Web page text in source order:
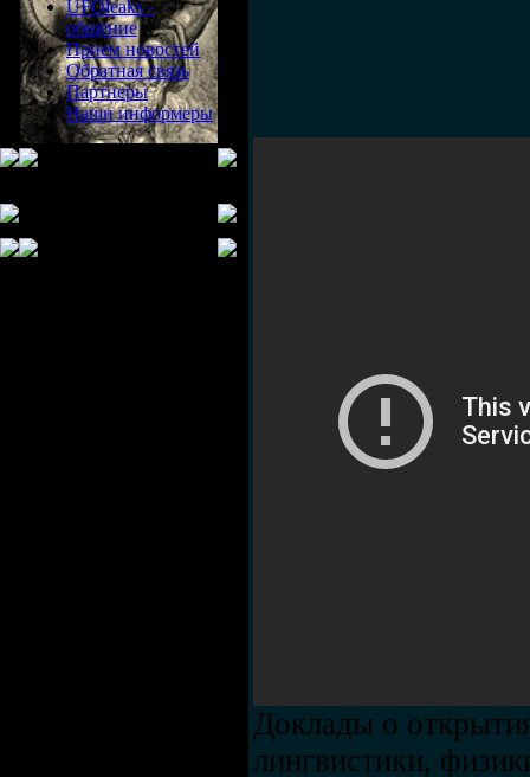
UFOleaks -
общение
Прием новостей
Обратная связь
Партнеры
Наши информеры
Доклады о
лингвистики,